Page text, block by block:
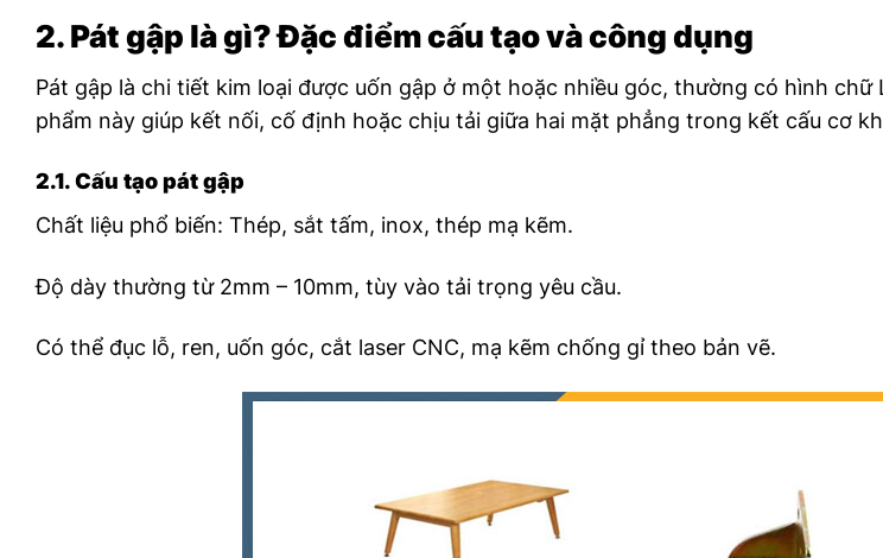
2. Pát gập là gì? Đặc điểm cấu tạo và công dụng
Pát gập là chi tiết kim loại được uốn gập ở một hoặc nhiều góc, thường có hình chữ
phẩm này giúp kết nối, cố định hoặc chịu tải giữa hai mặt phẳng trong kết cấu cơ
2.1. Cấu tạo pát gập
Chất liệu phổ biến: Thép, sắt tấm, inox, thép mạ kẽm.
Độ dày thường từ 2mm – 10mm, tùy vào tải trọng yêu cầu.
Có thể đục lỗ, ren, uốn góc, cắt laser CNC, mạ kẽm chống gỉ theo bản vẽ.